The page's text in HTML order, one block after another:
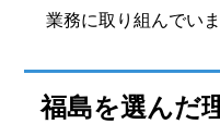
業務に取り組んでいま
福島を選んだ